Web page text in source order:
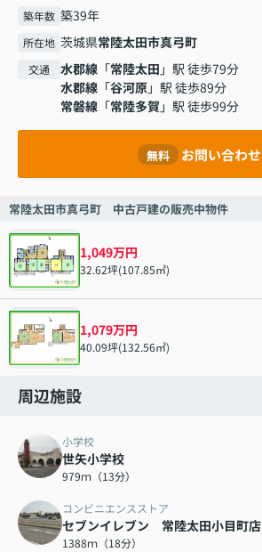
築年数 築39年
所在地 茨城県常陸太田市真弓町
交通 水郡線 「常陸太田 」駅 徒歩79分
水郡線 「谷河原」駅 徒歩89分
常磐線 「常陸多賀 」駅 徒歩99分
無料 お問い合わせ
常陸太田市真弓町 中古戸建の販売中物件
1,049万円
32.62坪(107.85㎡)
1,079万円
40.09坪(132.56㎡)
周辺施設
小学校
世矢小学校
979ｍ（13分）
コンビニエンスストア
セブンイレブン 常陸太田小目町店
1388ｍ（18分）